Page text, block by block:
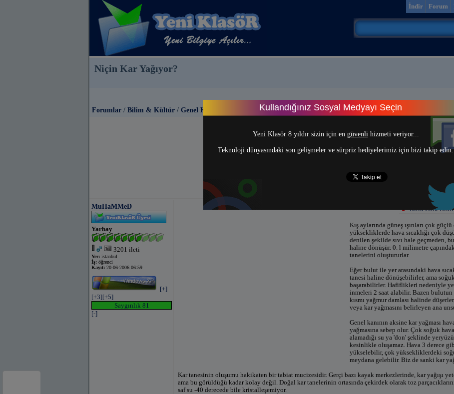
Forum
İndir
Kullandığınız Sosyal Medyayı Seçin
Yeni Klasör 8 yıldır sizin için en güvenlihizmeti veriyor...
Teknoloji dünyasındaki son gelişmeler ve sürpriz hediyelerimiz için bizi takip edin.
Niçin Kar Yağıyor?
Forumlar / Bilim & Kültür / Genel Kültür
MuHaMMeD
Yarbay
3201 ileti
Yer: istanbul
İş: öğrenci
Kayıt: 20-06-2006 06:59
[+]
[+3][+5]
Saygınlık 81
[-]
Kırık Link
Kış aylarında güneş ışınları çok
yüksekliklerde hava sıcaklığı çok
denilen şekilde sıvı hale geçmeden,
haline dönüşür. 0. l milimetre
tanelerini oluştururlar.
Eğer bulut ile yer arasındaki hava
tanesi haline dönüşebilirler, ama
başarabilirler. Hafiflikleri nedeniyle
inmeleri 2 saat alabilir. Bazen bulutun
kısmı yağmur damlası halinde
veya kar yağmasını belirleyen ana
Genel kanının aksine kar yağması
yağmasına sebep olur. Çok soğuk
alamadığı su ya 'don' şeklinde
kesinlikle oluşamaz. Hava 3 derece
yükselebilir, çok yüksekliklerdeki
meydana gelebilir. Biz de sanki kar
Kar tanesinin oluşumu hakikaten bir tabiat mucizesidir. Gerçi bazı kayak merkezlerinde, kar yağışı
ama bu görüldüğü kadar kolay değil. Doğal kar tanelerinin ortasında çekirdek olarak toz
saf su -40 derecede bile kristalleşemiyor.